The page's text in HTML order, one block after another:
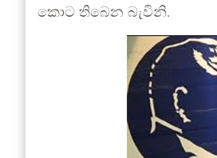
කොට තිබෙන බැවිනි.